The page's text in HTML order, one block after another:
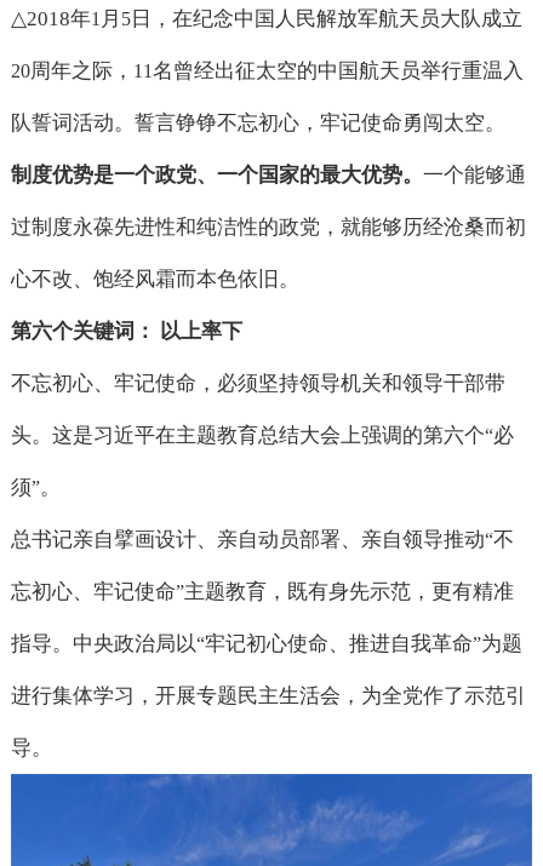
△2018年1 月 5日，在纪念中国人民解放军航天员大队成立
20周年之际， 11名曾经出征太空的中国航天员举行重温入
队誓词活动。誓言铮铮不忘初心，牢记使命勇闯太空。
制度优势是一个政党、一个国家的最大优势。 一个能够通
过制度永葆先进性和纯洁性的政党，就能够历经沧桑而初
心不改、饱经风霜而本色依旧。
第六个关键词： 以上率下
不忘初心、牢记使命，必须坚持领导机关和领导干部带
头。这是习近平在主题教育总结大会上强调的第六个“必
须”。
总书记亲自擘画设计、亲自动员部署、亲自领导推动“不
忘初心、牢记使命”主题教育，既有身先示范，更有精准
指导。中央政治局以“牢记初心使命、推进自我革命”为题
进行集体学习，开展专题民主生活会，为全党作了示范引
导。